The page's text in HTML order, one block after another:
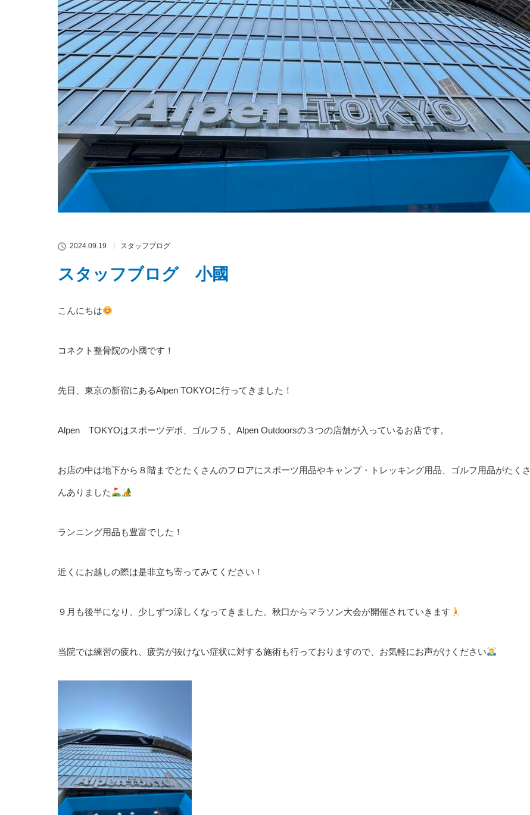
2024.09.19 スタッフブログ
スタッフブログ 小國
こんにちは
コネクト整骨院の小國です！
先日、東京の新宿にあるAlpen TOKYOに行ってきました！
Alpen TOKYOはスポーツデポ、ゴルフ５、Alpen Outdoorsの３つの店舗が入っているお店です。
お店の中は地下から８階までとたくさんのフロアにスポーツ用品やキャンプ・トレッキング用品、ゴルフ用品がたくさ
んありました
ランニング用品も豊富でした！
近くにお越しの際は是非立ち寄ってみてください！
９月も後半になり、少しずつ涼しくなってきました。秋口からマラソン大会が開催されていきます
当院では練習の疲れ、疲労が抜けない症状に対する施術も行っておりますので、お気軽にお声がけください